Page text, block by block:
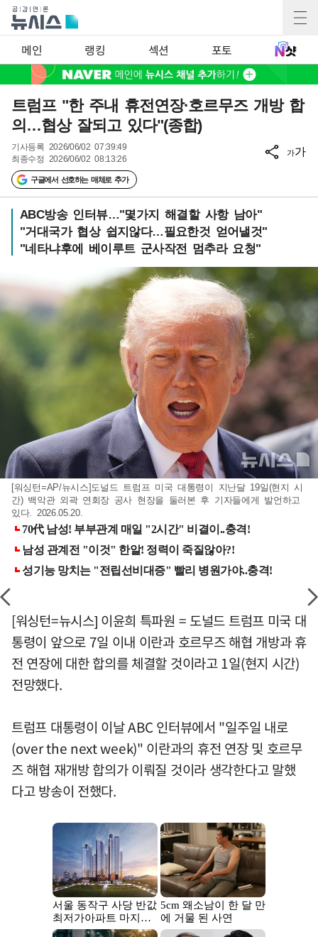
메인 랭킹 섹션 포토
트럼프 "한 주내 휴전연장·호르무즈 개방 합
의…협상 잘되고 있다"(종합)
기사등록 2026/06/02 07:39:49
최종수정 2026/06/02 08:13:26
구글에서 선호하는 매체로 추가
가가
ABC방송 인터뷰…"몇가지 해결할 사항 남아"
"거대국가 협상 쉽지않다…필요한것 얻어낼것"
"네타냐후에 베이루트 군사작전 멈추라 요청"
[워싱턴=AP/뉴시스]도널드 트럼프 미국 대통령이 지난달 19일(현지 시
간) 백악관 외곽 연회장 공사 현장을 둘러본 후 기자들에게 발언하고
있다. 2026.05.20.
[워싱턴=뉴시스] 이윤희 특파원 = 도널드 트럼프 미국 대
통령이 앞으로 7일 이내 이란과 호르무즈 해협 개방과 휴
전 연장에 대한 합의를 체결할 것이라고 1일(현지 시간)
전망했다.
트럼프 대통령이 이날 ABC 인터뷰에서 "일주일 내로
(over the next week)" 이란과의 휴전 연장 및 호르무
즈 해협 재개방 합의가 이뤄질 것이라 생각한다고 말했
다고 방송이 전했다.